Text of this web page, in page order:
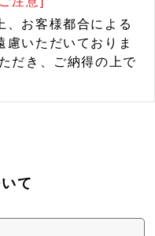
、お客様都合による
慮いただいておりま
だき、ご納得の上で
て